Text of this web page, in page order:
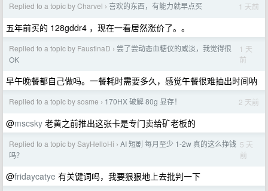
Replied to a topic by Charvel › 喜欢的东西，有能力就早点买 1 天前
五年前买的 128gddr4 ，现在一看居然涨价了。。
Replied to a topic by FaustinaD › 尝了尝动态血糖仪的咸淡，我觉得很
OK
1 天
前
早午晚餐都自己做吗。一餐耗时需要多久，感觉午餐很难抽出时间呐
Replied to a topic by sosme › 170HX 破解 80g 显存！ 2 天前
@mscsky 老黄之前推出这张卡是专门卖给矿老板的
Replied to a topic by SayHelloHi › AI 短剧 每月至少 1-2w 真的这么挣钱
吗？
5 天
前
@fridaycatye 有关键词吗，我要狠狠地上去批判一下